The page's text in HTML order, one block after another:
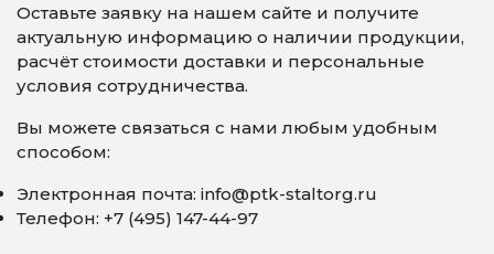
Оставьте заявку на нашем сайте и получите
актуальную информацию о наличии продукции,
расчёт стоимости доставки и персональные
условия сотрудничества.
Вы можете связаться с нами любым удобным
способом:
Электронная почта: info@ptk-staltorg.ru
Телефон: +7 (495) 147-44-97